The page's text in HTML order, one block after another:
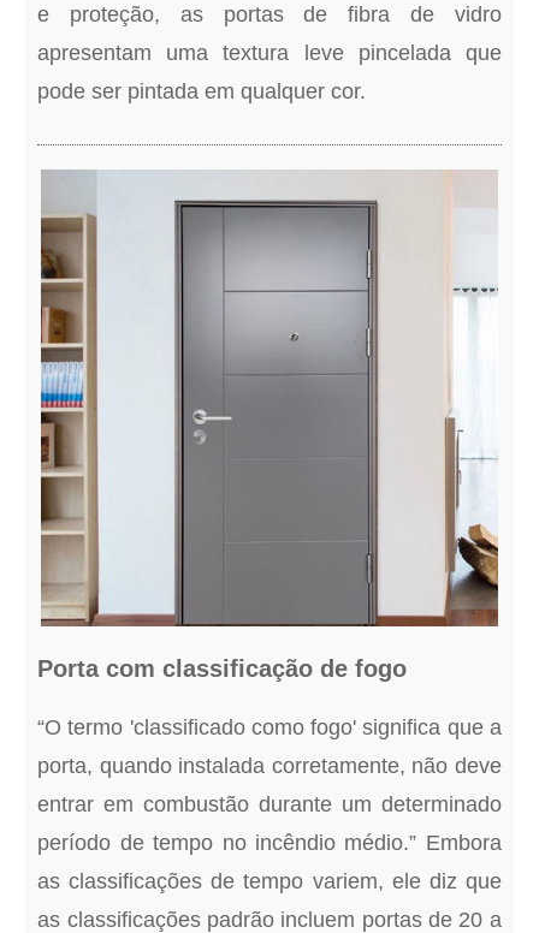
e proteção, as portas de fibra de vidro
apresentam uma textura leve pincelada que
pode ser pintada em qualquer cor.
Porta com classificação de fogo
“O termo 'classificado como fogo' significa que a
porta, quando instalada corretamente, não deve
entrar em combustão durante um determinado
período de tempo no incêndio médio.” Embora
as classificações de tempo variem, ele diz que
as classificações padrão incluem portas de 20 a